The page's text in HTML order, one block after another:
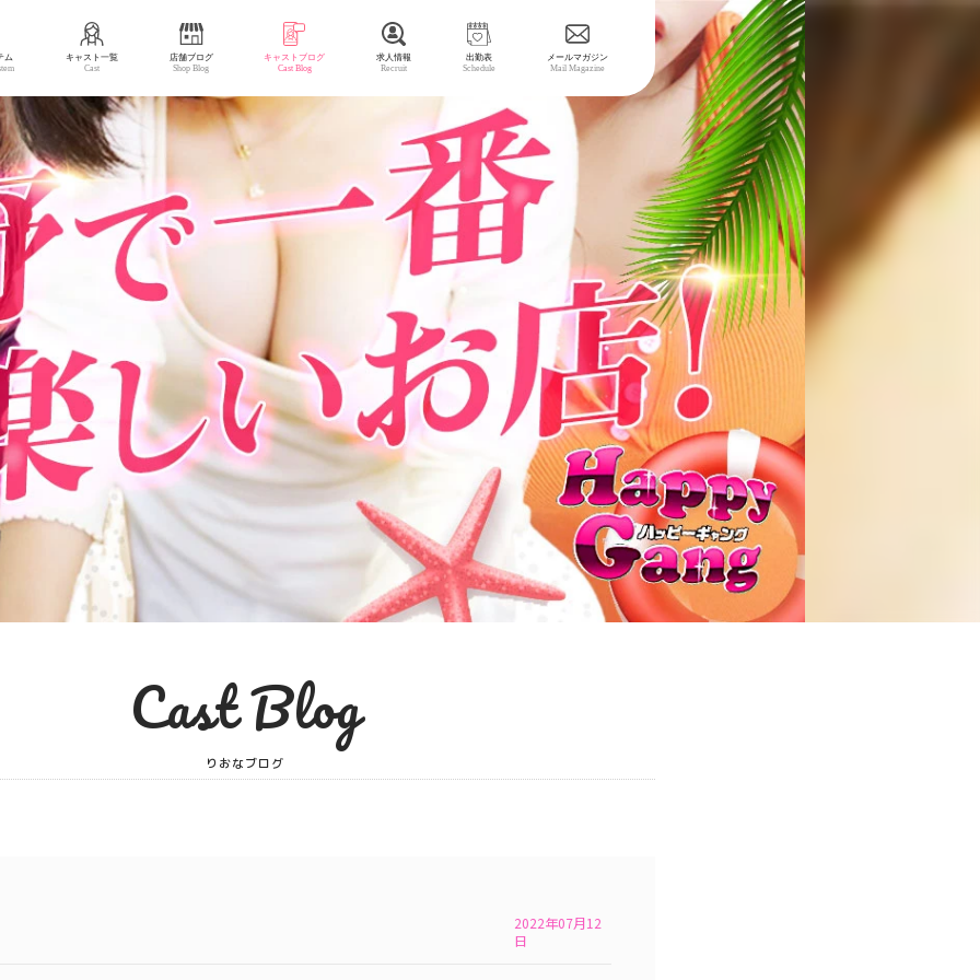
ム
キャスト一覧
Cast
店舗ブログ
Shop Blog
キャストブログ
Cast Blog
求人情報
Recruit
出勤表
Schedule
メールマガジン
Mail Magazine
Cast Blog
りおなブログ
2022年07月12
日